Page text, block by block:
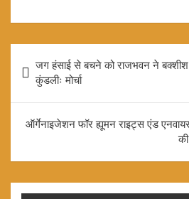
ce
b
o
o
k
at
s
A
p
p
ar
navigation
जग हंसाई से बचने को राजभवन ने बक्शीश
कुंडलीः मोर्चा
ऑर्गेनाइजेशन फॉर ह्यूमन राइट्स एंड